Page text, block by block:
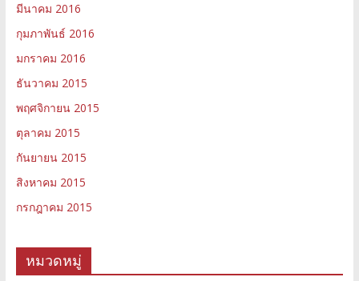
มีนาคม 2016
กุมภาพันธ์ 2016
มกราคม 2016
ธันวาคม 2015
พฤศจิกายน 2015
ตุลาคม 2015
กันยายน 2015
สิงหาคม 2015
กรกฎาคม 2015
หมวดหมู่